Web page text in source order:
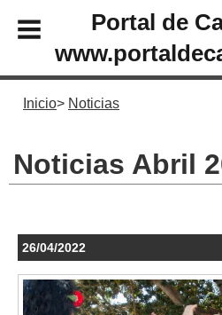
Portal de
Inicio Noticias
Noticias Abril
26/04/2022